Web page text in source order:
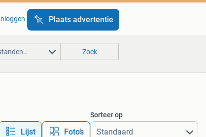
Plaats advertentie
Zoek
Lijst Foto’s
Sorteer op